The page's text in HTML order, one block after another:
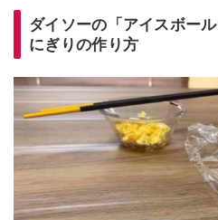
ダイソーの「アイスボー
にぎりの作り方